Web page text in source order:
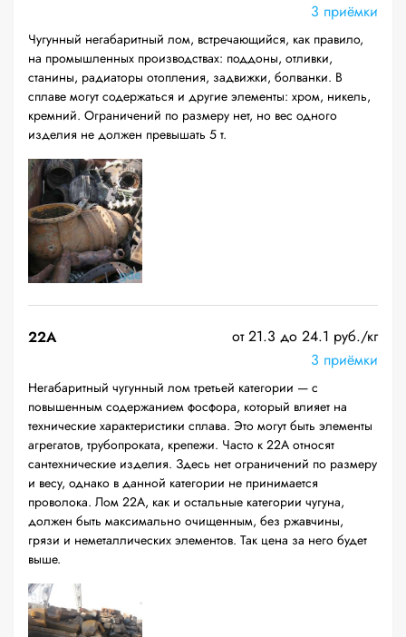
3 приёмки
Чугунный негабаритный лом, встречающийся, как правило,
на промышленных производствах: поддоны, отливки,
станины, радиаторы отопления, задвижки, болванки. В
сплаве могут содержаться и другие элементы: хром, никель,
кремний. Ограничений по размеру нет, но вес одного
изделия не должен превышать 5 т.
22A
от 21.3 до 24.1 руб./кг
3 приёмки
Негабаритный чугунный лом третьей категории — с
повышенным содержанием фосфора, который влияет на
технические характеристики сплава. Это могут быть элементы
агрегатов, трубопроката, крепежи. Часто к 22А относят
сантехнические изделия. Здесь нет ограничений по размеру
и весу, однако в данной категории не принимается
проволока. Лом 22А, как и остальные категории чугуна,
должен быть максимально очищенным, без ржавчины,
грязи и неметаллических элементов. Так цена за него будет
выше.